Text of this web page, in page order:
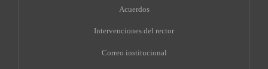
Acuerdos
Intervenciones del rector
Correo institucional